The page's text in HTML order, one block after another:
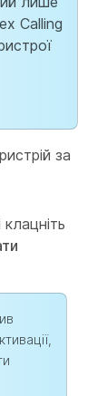
Calling
за
клацніть